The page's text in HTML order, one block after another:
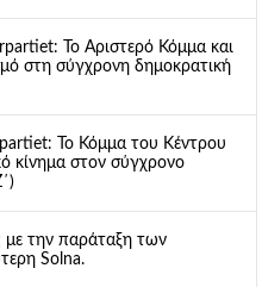
Το Αριστερό Κόμμα και
στη σύγχρονη δημοκρατική
Το Κόμμα του Κέντρου
κίνημα στον σύγχρονο
με την παράταξη των
Solna.